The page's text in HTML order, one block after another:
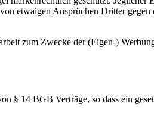
etwaigen Ansprüchen Dritter
zum Zwecke der (Eigen-)
§ 14 BGB Verträge, so dass ein